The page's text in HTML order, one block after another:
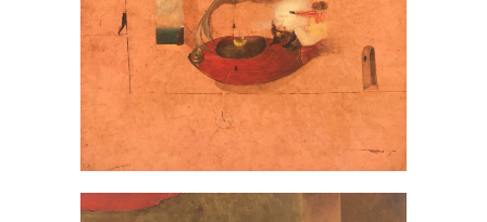
Abundancia
PINTURAS/ SANTIAGO VALLADARES